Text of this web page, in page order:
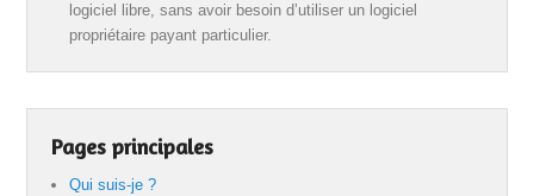
logiciel libre, sans avoir besoin d’utiliser un logiciel
propriétaire payant particulier.
Pages principales
Qui suis-je ?